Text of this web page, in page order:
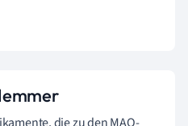
die zu den MAO-